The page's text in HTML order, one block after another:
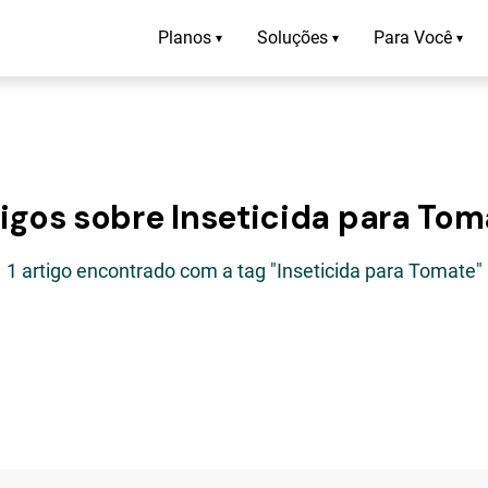
Planos ▾ Soluções ▾ Para Você ▾
sobre Inseticida para
1 artigo encontrado com a tag "Inseticida para Tomate"